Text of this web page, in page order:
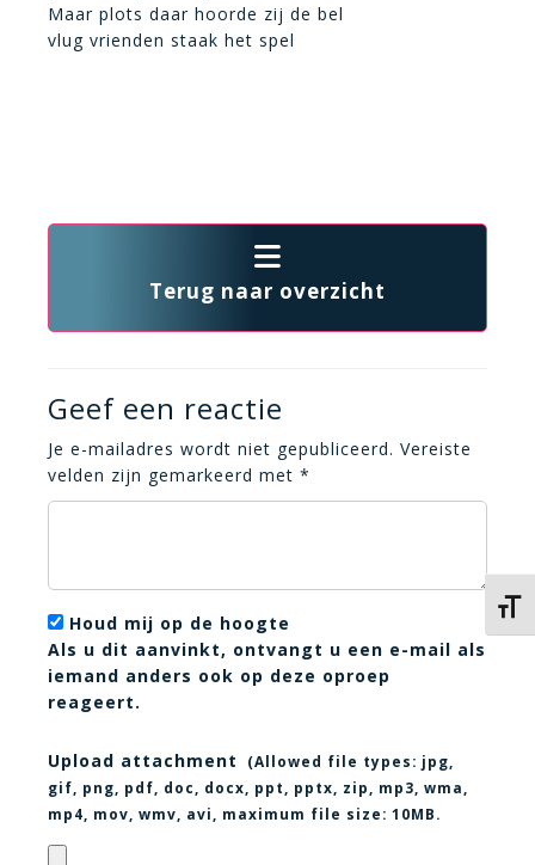
Maar plots daar hoorde zij de bel
vlug vrienden staak het spel
Terug naar overzicht
Geef een reactie
Je e-mailadres wordt niet gepubliceerd. Vereiste
velden zijn gemarkeerd met *
Houd mij op de hoogte
Als u dit aanvinkt, ontvangt u een e-mail als
iemand anders ook op deze oproep
reageert.
Upload attachment (Allowed file types: jpg,
gif, png, pdf, doc, docx, ppt, pptx, zip, mp3, wma,
mp4, mov, wmv, avi
, maximum file size: 10MB.